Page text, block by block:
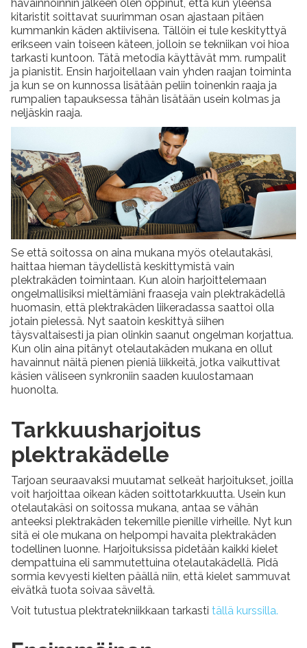
havainnoinnin jälkeen olen oppinut, että kun yleensä
kitaristit soittavat suurimman osan ajastaan pitäen
kummankin käden aktiivisena. Tällöin ei tule keskityttyä
erikseen vain toiseen käteen, jolloin se tekniikan voi hioa
tarkasti kuntoon. Tätä metodia käyttävät mm. rumpalit
ja pianistit. Ensin harjoitellaan vain yhden raajan toiminta
ja kun se on kunnossa lisätään peliin toinenkin raaja ja
rumpalien tapauksessa tähän lisätään usein kolmas ja
neljäskin raaja.
Se että soitossa on aina mukana myös otelautakäsi,
haittaa hieman täydellistä keskittymistä vain
plektrakäden toimintaan. Kun aloin harjoittelemaan
ongelmallisiksi mieltämiäni fraaseja vain plektrakädellä
huomasin, että plektrakäden liikeradassa saattoi olla
jotain pielessä. Nyt saatoin keskittyä siihen
täysvaltaisesti ja pian olinkin saanut ongelman korjattua.
Kun olin aina pitänyt otelautakäden mukana en ollut
havainnut näitä pienen pieniä liikkeitä, jotka vaikuttivat
käsien väliseen synkroniin saaden kuulostamaan
huonolta.
Tarkkuusharjoitus
plektrakädelle
Tarjoan seuraavaksi muutamat selkeät harjoitukset, joilla
voit harjoittaa oikean käden soittotarkkuutta. Usein kun
otelautakäsi on soitossa mukana, antaa se vähän
anteeksi plektrakäden tekemille pienille virheille. Nyt kun
sitä ei ole mukana on helpompi havaita plektrakäden
todellinen luonne. Harjoituksissa pidetään kaikki kielet
dempattuina eli sammutettuina otelautakädellä. Pidä
sormia kevyesti kielten päällä niin, että kielet sammuvat
eivätkä tuota soivaa säveltä.
Voit tutustua plektratekniikkaan tarkasti tällä kurssilla.